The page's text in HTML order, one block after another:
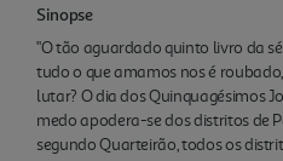
Sinopse
"O tão aguardado quinto livro da
tudo o que amamos nos é
lutar? O dia dos Quinquagésimos
medo apodera-se dos distritos de
segundo Quarteirão, todos os